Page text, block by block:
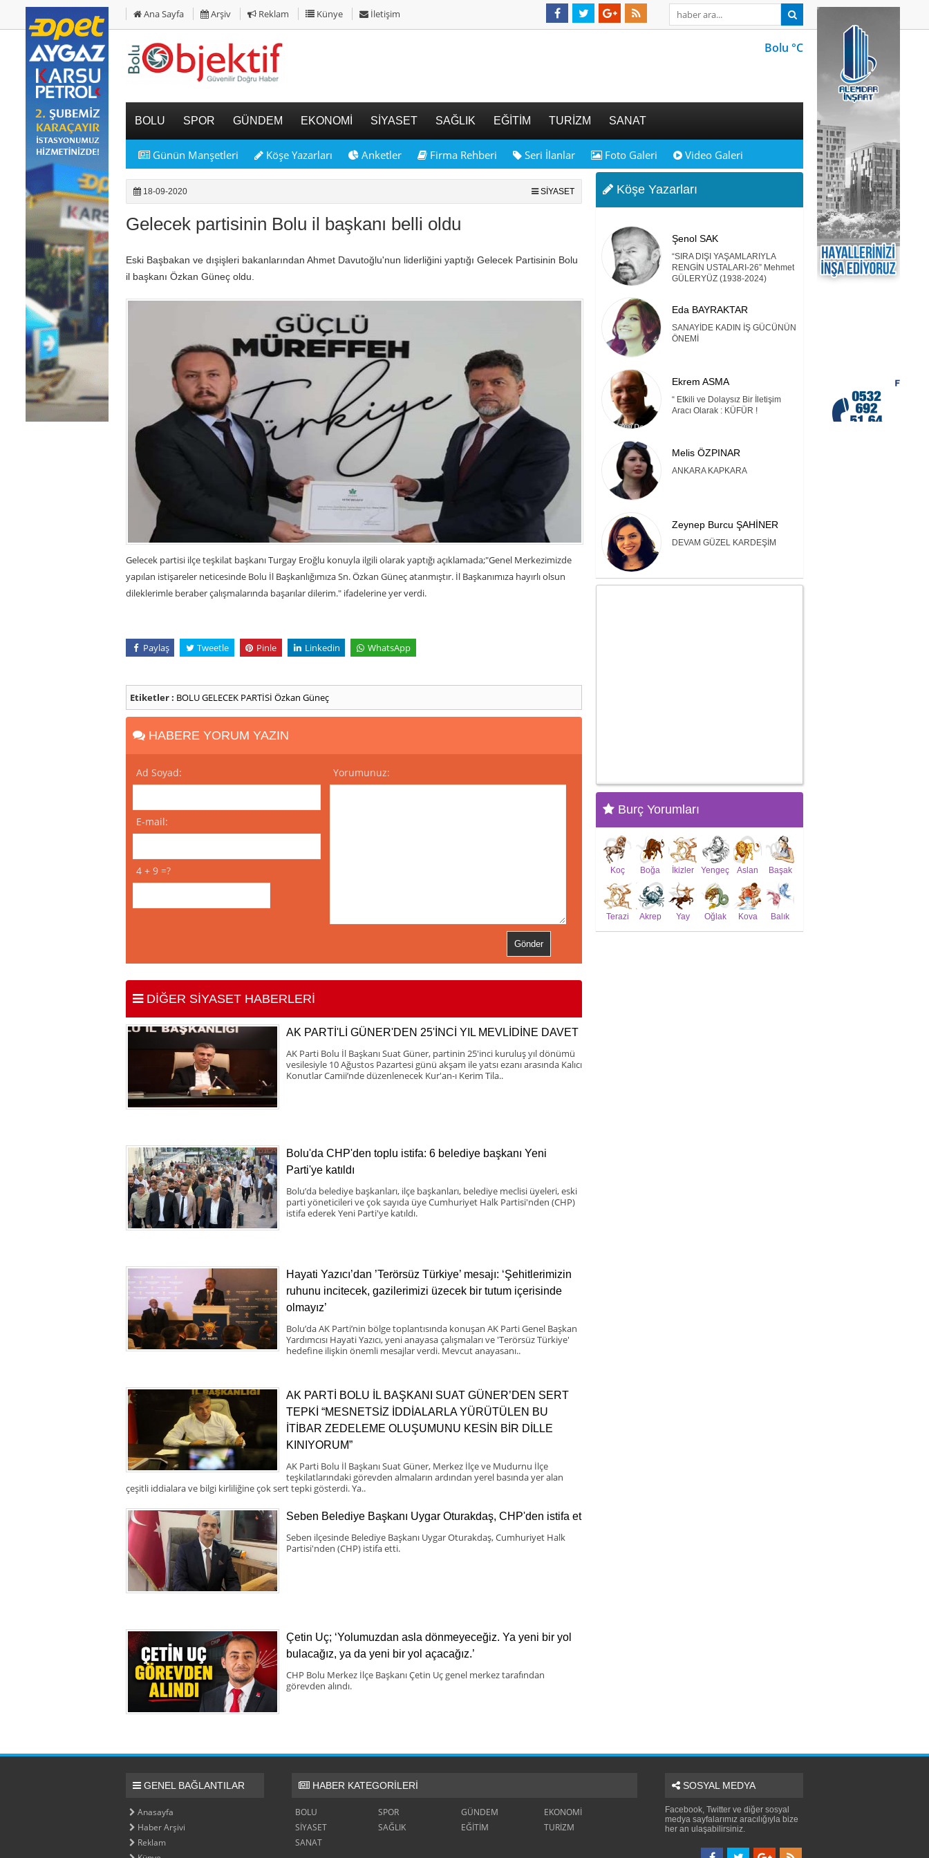
Ana Sayfa Arşiv Reklam Künye İletişim
Bolu °C
BOLU SPOR GÜNDEM EKONOMİ SİYASET SAĞLIK EĞİTİM TURİZM SANAT
Günün Manşetleri Köşe Yazarları Anketler Firma Rehberi Seri İlanlar Foto Galeri Video Galeri
18-09-2020 SİYASET
Gelecek partisinin Bolu il başkanı belli oldu
Eski Başbakan ve dışişleri bakanlarından Ahmet Davutoğlu'nun liderliğini yaptığı Gelecek Partisinin Bolu
il başkanı Özkan Güneç oldu.
Gelecek partisi ilçe teşkilat başkanı Turgay Eroğlu konuyla ilgili olarak yaptığı açıklamada;"Genel Merkezimizde
yapılan istişareler neticesinde Bolu İl Başkanlığımıza Sn. Özkan Güneç atanmıştır. İl Başkanımıza hayırlı olsun
dileklerimle beraber çalışmalarında başarılar dilerim." ifadelerine yer verdi.
Paylaş Tweetle Pinle Linkedin WhatsApp
Etiketler : BOLUGELECEK PARTİSİ Özkan Güneç
HABERE YORUM YAZIN
Ad Soyad:
E-mail:
4 + 9 =?
Yorumunuz:
DİĞER SİYASET HABERLERİ
AK PARTİ'Lİ GÜNER'DEN 25'İNCİ YIL MEVLİDİNE DAVET
AK Parti Bolu İl Başkanı Suat Güner, partinin 25'inci kuruluş yıl dönümü
vesilesiyle 10 Ağustos Pazartesi günü akşam ile yatsı ezanı arasında Kalıcı
Konutlar Camii’nde düzenlenecek Kur'an-ı Kerim Tila..
Bolu'da CHP'den toplu istifa: 6 belediye başkanı Yeni
Parti'ye katıldı
Bolu’da belediye başkanları, ilçe başkanları, belediye meclisi üyeleri, eski
parti yöneticileri ve çok sayıda üye Cumhuriyet Halk Partisi'nden (CHP)
istifa ederek Yeni Parti'ye katıldı.
Hayati Yazıcı’dan ’Terörsüz Türkiye’ mesajı: ‘Şehitlerimizin
ruhunu incitecek, gazilerimizi üzecek bir tutum içerisinde
olmayız’
Bolu’da AK Parti’nin bölge toplantısında konuşan AK Parti Genel Başkan
Yardımcısı Hayati Yazıcı, yeni anayasa çalışmaları ve 'Terörsüz Türkiye'
hedefine ilişkin önemli mesajlar verdi. Mevcut anayasanı..
AK PARTİ BOLU İL BAŞKANI SUAT GÜNER’DEN SERT
TEPKİ “MESNETSİZ İDDİALARLA YÜRÜTÜLEN BU
İTİBAR ZEDELEME OLUŞUMUNU KESİN BİR DİLLE
KINIYORUM”
AK Parti Bolu İl Başkanı Suat Güner, Merkez İlçe ve Mudurnu İlçe
teşkilatlarındaki görevden almaların ardından yerel basında yer alan
çeşitli iddialara ve bilgi kirliliğine çok sert tepki gösterdi. Ya..
Seben Belediye Başkanı Uygar Oturakdaş, CHP'den istifa et
Seben ilçesinde Belediye Başkanı Uygar Oturakdaş, Cumhuriyet Halk
Partisi'nden (CHP) istifa etti.
Çetin Uç; ‘Yolumuzdan asla dönmeyeceğiz. Ya yeni bir yol
bulacağız, ya da yeni bir yol açacağız.’
CHP Bolu Merkez İlçe Başkanı Çetin Uç genel merkez tarafından
görevden alındı.
Köşe Yazarları
Şenol SAK
“SIRA DIŞI YAŞAMLARIYLA
RENGİN USTALARI-26” Mehmet
GÜLERYÜZ (1938-2024)
Eda BAYRAKTAR
SANAYİDE KADIN İŞ GÜCÜNÜN
ÖNEMİ
Ekrem ASMA
“ Etkili ve Dolaysız Bir İletişim
Aracı Olarak : KÜFÜR !
Melis ÖZPINAR
ANKARA KAPKARA
Zeynep Burcu ŞAHİNER
DEVAM GÜZEL KARDEŞİM
Burç Yorumları
Koç Boğa İkizler Yengeç Aslan Başak
Terazi Akrep Yay Oğlak Kova Balık
GENEL BAĞLANTILAR
Anasayfa
Haber Arşivi
Reklam
HABER KATEGORİLERİ
BOLU SPOR GÜNDEM
EKONOMİ
SİYASET
SAĞLIK EĞİTİM
TURİZM
SANAT
SOSYAL MEDYA
Facebook, Twitter ve diğer sosyal
medya sayfalarımız aracılığıyla bize
her an ulaşabilirsiniz.